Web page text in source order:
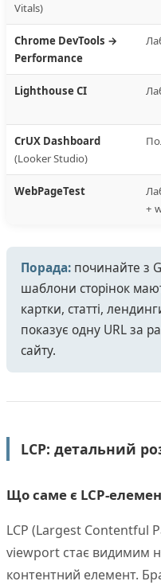
Vitals)
Chrome DevTools →
Performance
Lighthouse CI
CrUX Dashboard
(Looker Studio)
WebPageTest
+
Порада: починайте з
шаблони сторінок
картки, статті,
показує одну URL за
сайту.
LCP: детальний
Що саме є LCP-
LCP (Largest Contentful
viewport стає видимим
контентний елемент.